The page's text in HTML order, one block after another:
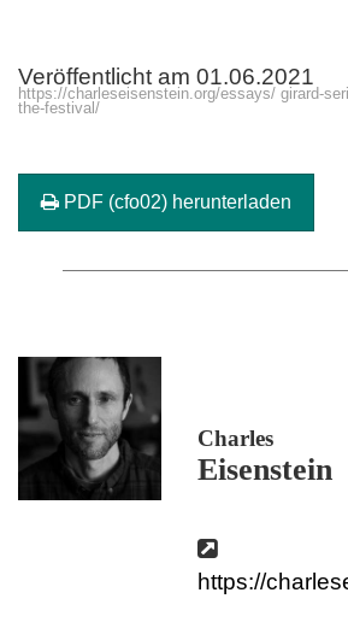
Veröffentlicht am 01.06.2021
https://charleseisenstein.org/essays/ girard-
the-festival/
PDF (cfo02) herunterladen
Charles
Eisenstein
https://